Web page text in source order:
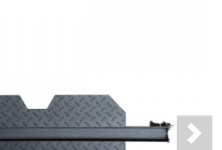
Next